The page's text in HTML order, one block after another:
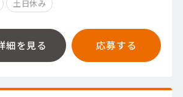
土日休み
細を見る 応募する